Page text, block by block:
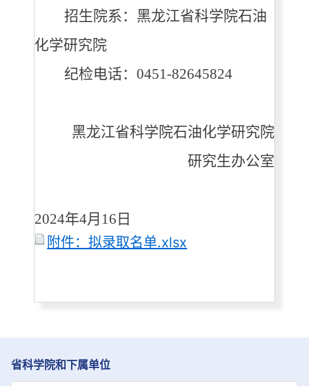
招生院系：黑龙江省科学院石油
化学研究院
纪检电话：0451-82645824
黑龙江省科学院石油化学研究院
研究生办公室
2024年4月16日
附件：拟录取名单.xlsx
省科学院和下属单位